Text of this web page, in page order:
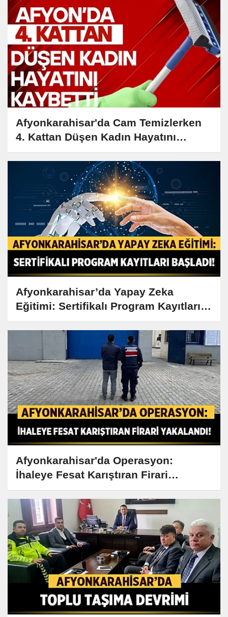
Afyonkarahisar'da Cam Temizlerken
4. Kattan Düşen Kadın Hayatını
Kaybetti
Afyonkarahisar’da Yapay Zeka
Eğitimi: Sertifikalı Program Kayıtları
Başladı!
Afyonkarahisar'da Operasyon:
İhaleye Fesat Karıştıran Firari
Yakalandı!